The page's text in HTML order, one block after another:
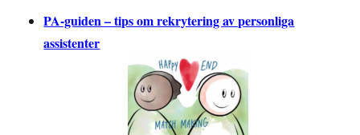
PA-guiden – tips om rekrytering av personliga
assistenter